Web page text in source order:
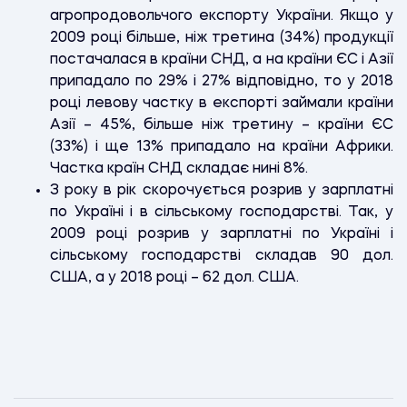
агропродовольчого експорту України. Якщо у
2009 році більше, ніж третина (34%) продукції
постачалася в країни СНД, а на країни ЄС і Азії
припадало по 29% і 27% відповідно, то у 2018
році левову частку в експорті займали країни
Азії – 45%, більше ніж третину – країни ЄС
(33%) і ще 13% припадало на країни Африки.
Частка країн СНД складає нині 8%.
З року в рік скорочується розрив у зарплатні
по Україні і в сільському господарстві. Так, у
2009 році розрив у зарплатні по Україні і
сільському господарстві складав 90 дол.
США, а у 2018 році – 62 дол. США.